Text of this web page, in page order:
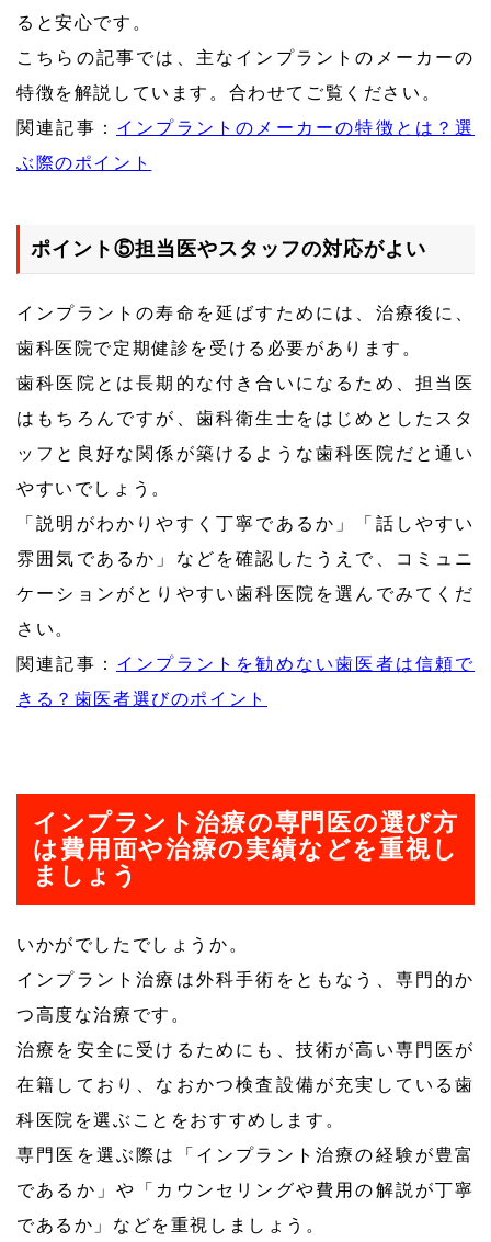
ると安心です。
こちらの記事では、主なインプラントのメーカーの
特徴を解説しています。合わせてご覧ください。
関連記事： インプラントのメーカーの特徴とは？選
ぶ際のポイント
ポイント⑤担当医やスタッフの対応がよい
インプラントの寿命を延ばすためには、治療後に、
歯科医院で定期健診を受ける必要があります。
歯科医院とは長期的な付き合いになるため、担当医
はもちろんですが、歯科衛生士をはじめとしたスタ
ッフと良好な関係が築けるような歯科医院だと通い
やすいでしょう。
「説明がわかりやすく丁寧であるか」「話しやすい
雰囲気であるか」などを確認したうえで、コミュニ
ケーションがとりやすい歯科医院を選んでみてくだ
さい。
関連記事： インプラントを勧めない歯医者は信頼で
きる？歯医者選びのポイント
インプラント治療の専門医の選び方
は費用面や治療の実績などを重視し
ましょう
いかがでしたでしょうか。
インプラント治療は外科手術をともなう、専門的か
つ高度な治療です。
治療を安全に受けるためにも、技術が高い専門医が
在籍しており、なおかつ検査設備が充実している歯
科医院を選ぶことをおすすめします。
専門医を選ぶ際は「インプラント治療の経験が豊富
であるか」や「カウンセリングや費用の解説が丁寧
であるか」などを重視しましょう。